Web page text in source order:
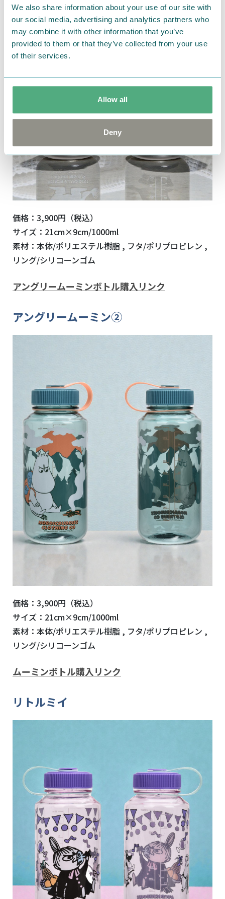
We also share information about your use of our site with
our social media, advertising and analytics partners who
may combine it with other information that you’ve
provided to them or that they’ve collected from your use
of their services.
Allow all
Deny
価格：3,900円（税込）
サイズ：21cm×9cm/1000ml
素材：本体/ポリエステル樹脂 , フタ/ポリプロピレン ,
リング/シリコーンゴム
アングリームーミンボトル購入リンク
アングリームーミン②
価格：3,900円（税込）
サイズ：21cm×9cm/1000ml
素材：本体/ポリエステル樹脂 , フタ/ポリプロピレン ,
リング/シリコーンゴム
ムーミンボトル購入リンク
リトルミイ